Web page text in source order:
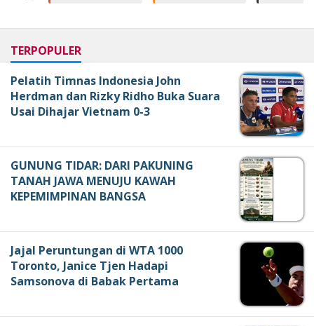
TERPOPULER
Pelatih Timnas Indonesia John
Herdman dan Rizky Ridho Buka Suara
Usai Dihajar Vietnam 0-3
GUNUNG TIDAR: DARI PAKUNING
TANAH JAWA MENUJU KAWAH
KEPEMIMPINAN BANGSA
Jajal Peruntungan di WTA 1000
Toronto, Janice Tjen Hadapi
Samsonova di Babak Pertama